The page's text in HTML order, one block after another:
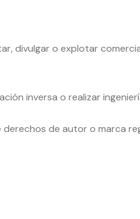
divulgar o explotar
inversa o realizar
de autor o marca